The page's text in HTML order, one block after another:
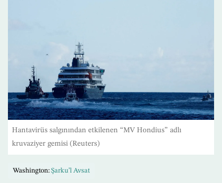
Hantavirüs salgınından etkilenen “MV Hondius” adlı
kruvaziyer gemisi (Reuters)
Washington: Şarku’l Avsat